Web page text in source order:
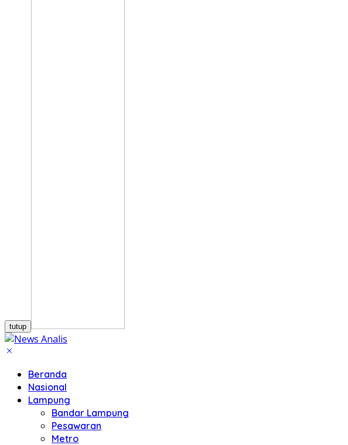
tutup
Beranda
Nasional
Lampung
Bandar Lampung
Pesawaran
Metro